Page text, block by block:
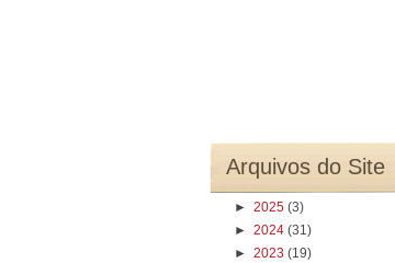
Arquivos do Site
► 2025 (3)
► 2024 (31)
► 2023 (19)